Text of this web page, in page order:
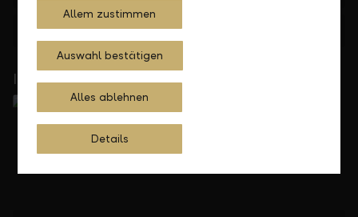
Feedback
In Ihrer Nähe
Allem zustimmen
Auswahl bestätigen
Alles ablehnen
Details